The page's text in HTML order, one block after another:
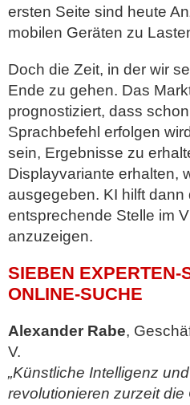
ersten Seite sind heute
mobilen Geräten zu
Doch die Zeit, in der wir
Ende zu gehen. Das
prognostiziert, dass
Sprachbefehl erfolgen
sein, Ergebnisse zu
Displayvariante erhalten,
ausgegeben. KI hilft
entsprechende Stelle im
anzuzeigen.
SIEBEN EXPERTEN-
ONLINE-SUCHE
Alexander Rabe,
V.
„Künstliche Intelligenz
revolutionieren zurzeit